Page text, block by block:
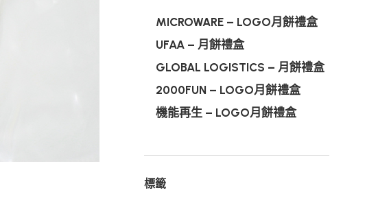
MICROWARE – LOGO月餅禮盒
UFAA – 月餅禮盒
GLOBAL LOGISTICS – 月餅禮盒
2000FUN – LOGO月餅禮盒
機能再生 – LOGO月餅禮盒
標籤